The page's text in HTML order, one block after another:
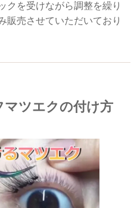
クを受けながら調整を繰り
販売させていただいており
マツエクの付け方